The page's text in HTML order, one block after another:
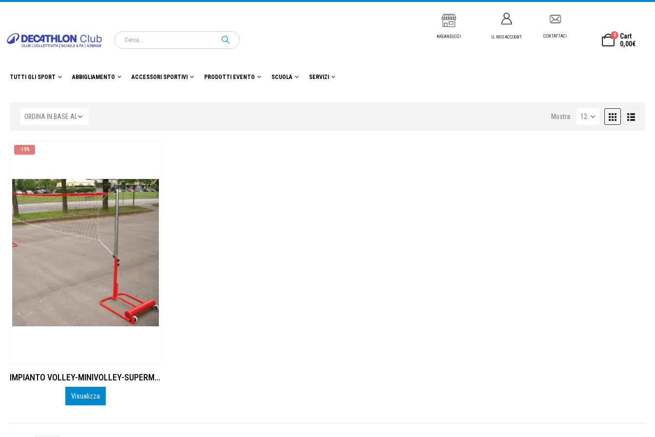
AREANEGOZI IL MIO ACCOUNT CONTATTACI 0
Cart
0,00€
TUTTI GLI SPORT ABBIGLIAMENTO ACCESSORI SPORTIVI PRODOTTI EVENTO SCUOLA SERVIZI
Mostra:
-15%
IMPIANTO VOLLEY-MINIVOLLEY-SUPERMINIVOLLEY, TRASPORTABILE SU BASAMENTO ZAVORRATO CON RUOTE E PALO TONDO DI DIAMETRO Ø50MM, MODELLO “HOBBY”.
Visualizza